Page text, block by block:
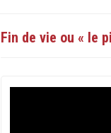
Fin de vie ou « le